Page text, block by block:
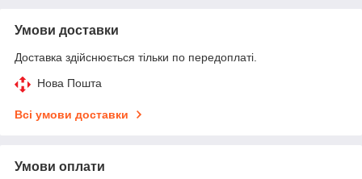
Умови доставки
Доставка здійснюється тільки по передоплаті.
Нова Пошта
Всі умови доставки
Умови оплати